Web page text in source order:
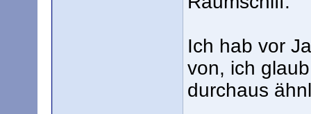
Ich hab vor
von, ich
durchaus